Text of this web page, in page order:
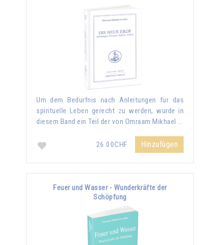
Um dem Bedürfnis nach Anleitungen für das
spirituelle Leben gerecht zu werden, wurde in
diesem Band ein Teil der von Omraam Mikhael …
26.00CHF Hinzufügen
Feuer und Wasser - Wunderkräfte der
Schöpfung